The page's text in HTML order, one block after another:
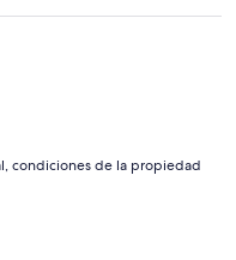
condiciones de la propiedad